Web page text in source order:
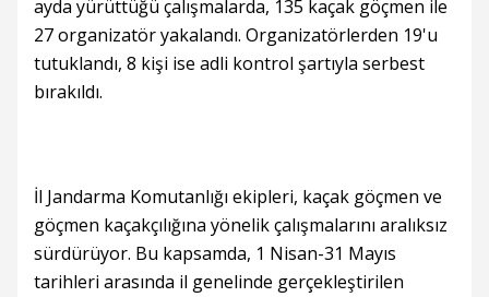
ayda yürüttüğü çalışmalarda, 135 kaçak göçmen ile
27 organizatör yakalandı. Organizatörlerden 19'u
tutuklandı, 8 kişi ise adli kontrol şartıyla serbest
bırakıldı.
İl Jandarma Komutanlığı ekipleri, kaçak göçmen ve
göçmen kaçakçılığına yönelik çalışmalarını aralıksız
sürdürüyor. Bu kapsamda, 1 Nisan-31 Mayıs
tarihleri arasında il genelinde gerçekleştirilen